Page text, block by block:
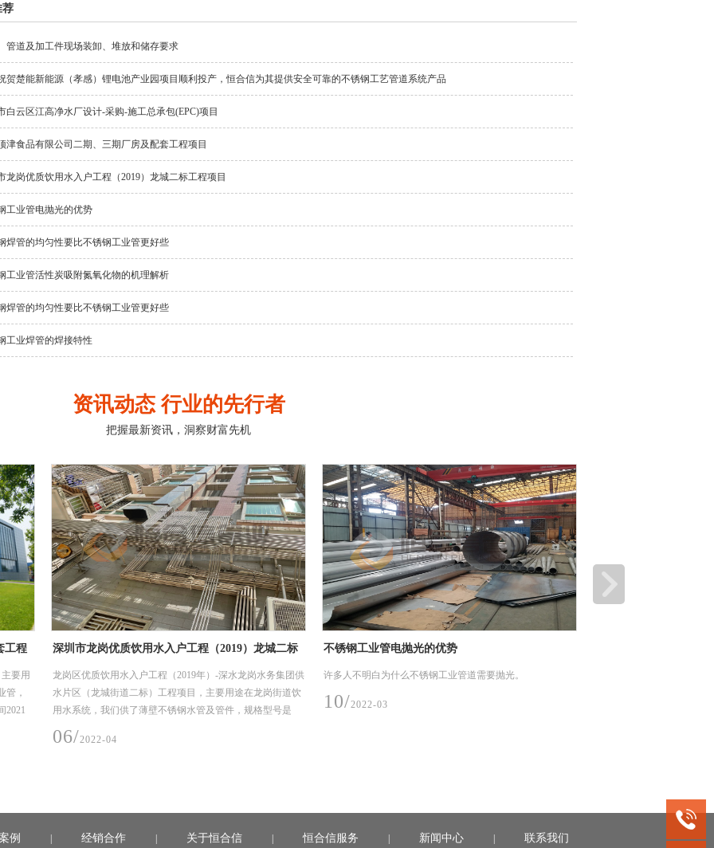
荐
管道及加工件现场装卸、堆放和储存要求
贺楚能新能源（孝感）锂电池产业园项目顺利投产，恒合信为其提供安全可靠的不锈钢工艺管道系统产品
白云区江高净水厂设计-采购-施工总承包(EPC)项目
津食品有限公司二期、三期厂房及配套工程项目
龙岗优质饮用水入户工程（2019）龙城二标工程项目
工业管电抛光的优势
焊管的均匀性要比不锈钢工业管更好些
工业管活性炭吸附氮氧化物的机理解析
焊管的均匀性要比不锈钢工业管更好些
工业焊管的焊接特性
资讯动态 行业的先行者
把握最新资讯，洞察财富先机
二标
团供
道饮
是
不锈钢工业管电抛光的优势
许多人不明白为什么不锈钢工业管道需要抛光。
10/2022-03
不锈钢焊管的均匀性要比不锈钢工业管更好些
在性能方面，不锈钢焊管的均匀性要比不锈钢工业管更好
例 | 经销合作 | 关于恒合信 | 恒合信服务 | 新闻中心 | 联系我们